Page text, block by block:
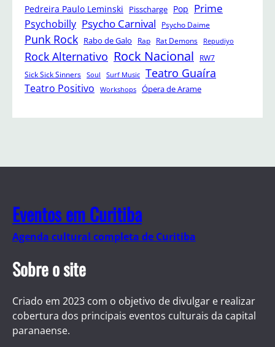
Pedreira Paulo Leminski Pisscharge Pop Prime
Psychobilly Psycho Carnival Psycho Daime
Punk Rock Rabo de Galo Rap Rat Demons Repudiyo
Rock Alternativo Rock Nacional
RW7
Sick Sick Sinners
Soul Surf Music Teatro Guaíra
Teatro Positivo Workshops Ópera de Arame
Eventos em Curitiba
Agenda cultural completa de Curitiba
Sobre o site
Criado em 2023 com o objetivo de divulgar e realizar
cobertura dos principais eventos culturais da capital
paranaense.